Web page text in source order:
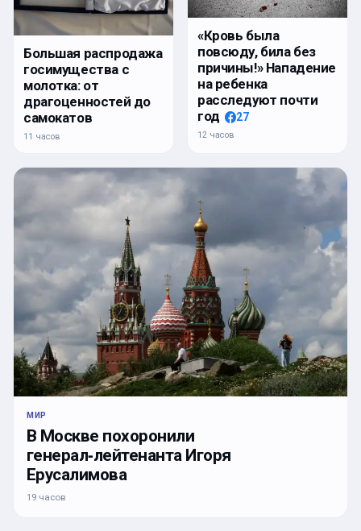
Большая распродажа
госимущества с
молотка: от
драгоценностей до
самокатов
11 часов
«Кровь была
повсюду, била без
причины!» Нападение
на ребенка
расследуют почти
год
27
12 часов
МИР
В Москве похоронили
генерал‑лейтенанта Игоря
Ерусалимова
19 часов